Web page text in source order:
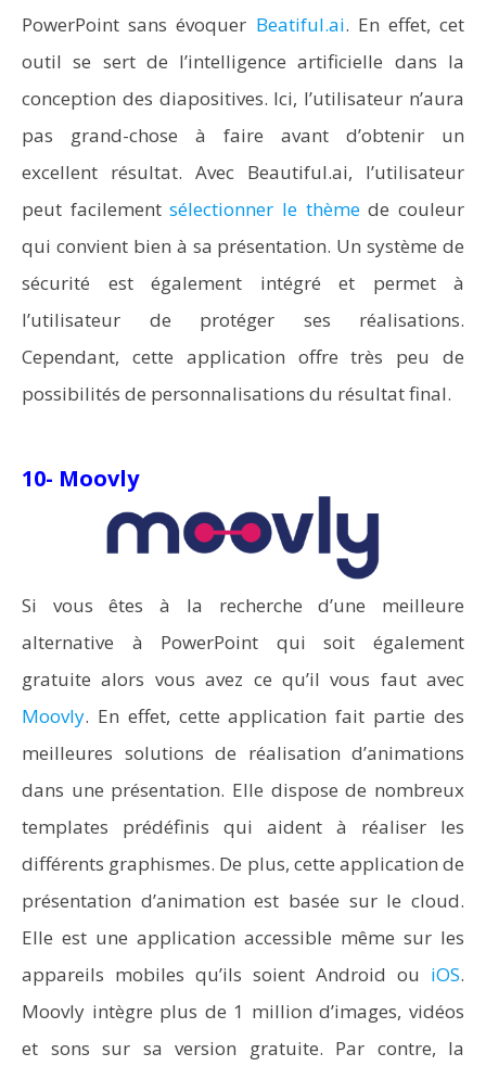
PowerPoint sans évoquer Beatiful.ai. En effet, cet
outil se sert de l’intelligence artificielle dans la
conception des diapositives. Ici, l’utilisateur n’aura
pas grand-chose à faire avant d’obtenir un
excellent résultat. Avec Beautiful.ai, l’utilisateur
peut facilementsélectionner le thèmede couleur
qui convient bien à sa présentation. Un système de
sécurité est également intégré et permet à
l’utilisateur de protéger ses réalisations.
Cependant, cette application offre très peu de
possibilités de personnalisations du résultat final.
10- Moovly
Si vous êtes à la recherche d’une meilleure
alternative à PowerPoint qui soit également
gratuite alors vous avez ce qu’il vous faut avec
Moovly. En effet, cette application fait partie des
meilleures solutions de réalisation d’animations
dans une présentation. Elle dispose de nombreux
templates prédéfinis qui aident à réaliser les
différents graphismes. De plus, cette application de
présentation d’animation est basée sur le cloud.
Elle est une application accessible même sur les
appareils mobiles qu’ils soient Android ou iOS.
Moovly intègre plus de 1 million d’images, vidéos
et sons sur sa version gratuite. Par contre, la